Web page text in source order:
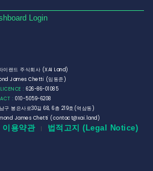
Login
이랜드 주식회사 (XAI Land)
James Chetti (임동준)
LICENCE : 626-86-01085
: 010-5059-6208
구 봉은사로30길 68, 6층 219호(역삼동)
James Chetti (contact@xai.land)
이용약관 법적고지 (Legal Notice)